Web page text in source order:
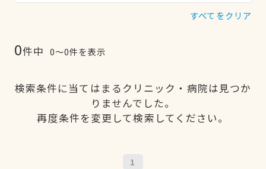
すべてをクリア
0件中 0〜0件を表示
検索条件に当てはまるクリニック・病院は見つか
りませんでした。
再度条件を変更して検索してください。
1